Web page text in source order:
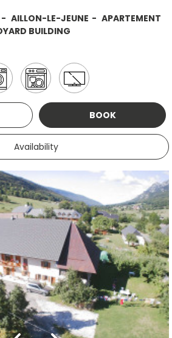
AILLON-LE-JEUNE
APARTEMENT
BUILDING
BOOK
Availability